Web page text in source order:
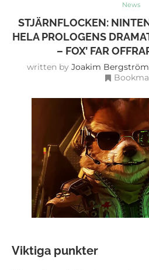
News
STJÄRNFLOCKEN:
HELA PROLOGENS
– FOX’ FAR
written by Joakim Bergström
Viktiga punkter